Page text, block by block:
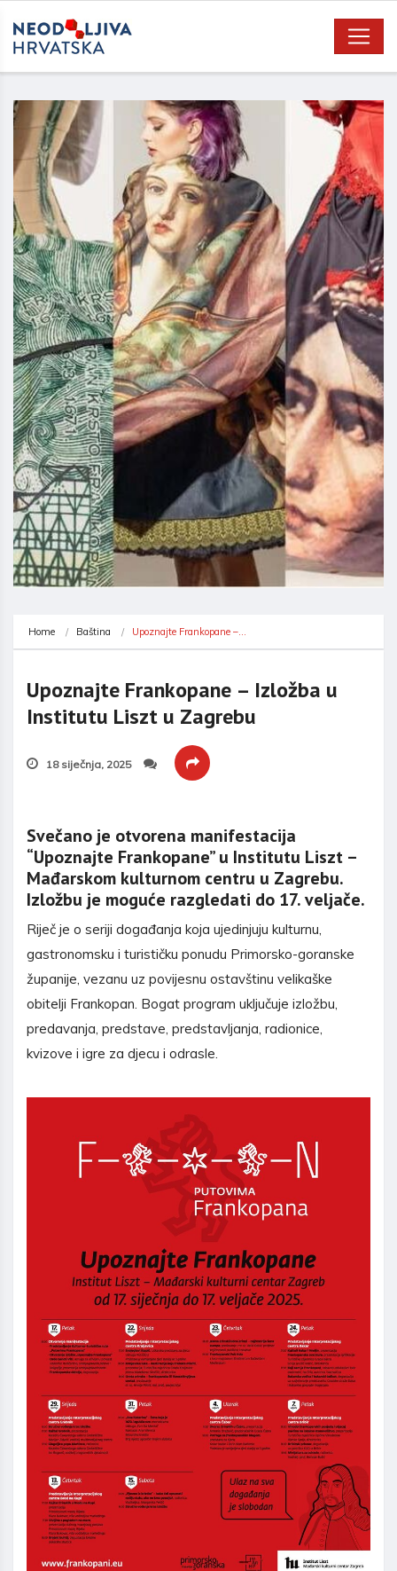
Home Baština Upoznajte Frankopane –…
Upoznajte Frankopane – Izložba u
Institutu Liszt u Zagrebu
18 siječnja, 2025
Svečano je otvorena manifestacija
“Upoznajte Frankopane” u Institutu Liszt –
Mađarskom kulturnom centru u Zagrebu.
Izložbu je moguće razgledati do 17. veljače.
Riječ je o seriji događanja koja ujedinjuju kulturnu,
gastronomsku i turističku ponudu Primorsko-goranske
županije, vezanu uz povijesnu ostavštinu velikaške
obitelji Frankopan. Bogat program uključuje izložbu,
predavanja, predstave, predstavljanja, radionice,
kvizove i igre za djecu i odrasle.